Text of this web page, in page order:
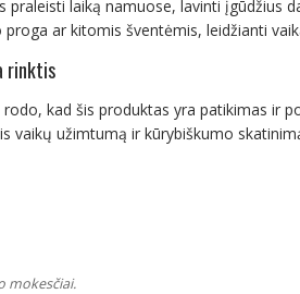
praleisti laiką namuose, lavinti įgūdžius
proga ar kitomis šventėmis, leidžianti
rinktis
kad šis produktas yra patikimas ir
vaikų užimtumą ir kūrybiškumo
mokesčiai.